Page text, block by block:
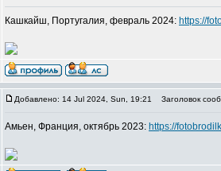
Кашкайш, Португалия, февраль 2024: https://
Добавлено: 14 Jul 2024, Sun, 19:21 Заголовок
Амьен, Франция, октябрь 2023: https://